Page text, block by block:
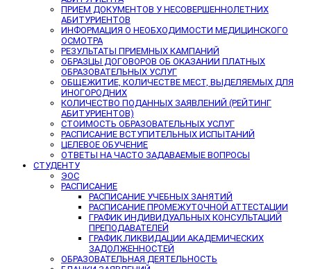
ПРИЕМ ДОКУМЕНТОВ У НЕСОВЕРШЕННОЛЕТНИХ
АБИТУРИЕНТОВ
ИНФОРМАЦИЯ О НЕОБХОДИМОСТИ МЕДИЦИНСКОГО
ОСМОТРА
РЕЗУЛЬТАТЫ ПРИЕМНЫХ КАМПАНИЙ
ОБРАЗЦЫ ДОГОВОРОВ ОБ ОКАЗАНИИ ПЛАТНЫХ
ОБРАЗОВАТЕЛЬНЫХ УСЛУГ
ОБЩЕЖИТИЕ, КОЛИЧЕСТВЕ МЕСТ, ВЫДЕЛЯЕМЫХ ДЛЯ
ИНОГОРОДНИХ
КОЛИЧЕСТВО ПОДАННЫХ ЗАЯВЛЕНИЙ (РЕЙТИНГ
АБИТУРИЕНТОВ)
СТОИМОСТЬ ОБРАЗОВАТЕЛЬНЫХ УСЛУГ
РАСПИСАНИЕ ВСТУПИТЕЛЬНЫХ ИСПЫТАНИЙ
ЦЕЛЕВОЕ ОБУЧЕНИЕ
ОТВЕТЫ НА ЧАСТО ЗАДАВАЕМЫЕ ВОПРОСЫ
СТУДЕНТУ
ЭОС
РАСПИСАНИЕ
РАСПИСАНИЕ УЧЕБНЫХ ЗАНЯТИЙ
РАСПИСАНИЕ ПРОМЕЖУТОЧНОЙ АТТЕСТАЦИИ
ГРАФИК ИНДИВИДУАЛЬНЫХ КОНСУЛЬТАЦИЙ
ПРЕПОДАВАТЕЛЕЙ
ГРАФИК ЛИКВИДАЦИИ АКАДЕМИЧЕСКИХ
ЗАДОЛЖЕННОСТЕЙ
ОБРАЗОВАТЕЛЬНАЯ ДЕЯТЕЛЬНОСТЬ